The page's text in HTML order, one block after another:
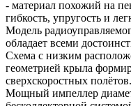
- материал похожий на
гибкость, упругость и
Модель
обладает всеми
Схема с низким
геометрией крыла
сверхскоростных полётов.
Мощный импеллер